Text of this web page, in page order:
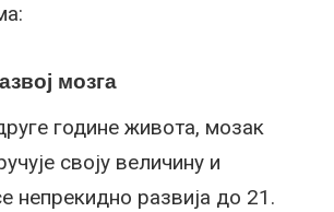
мозга
године живота, мозак
своју величину и
непрекидно развија до 21.